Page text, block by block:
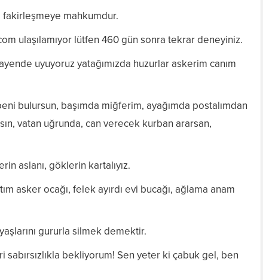
mahkumdur.
ulaşılamıyor lütfen 460 gün sonra tekrar deneyiniz.
uyuyoruz yatağımızda huzurlar askerim canım
bulursun, başımda miğferim, ayağımda postalımdan
vatan uğrunda, can verecek kurban ararsan,
aslanı, göklerin kartalıyız.
asker ocağı, felek ayırdı evi bucağı, ağlama anam
gururla silmek demektir.
sabırsızlıkla bekliyorum! Sen yeter ki çabuk gel, ben